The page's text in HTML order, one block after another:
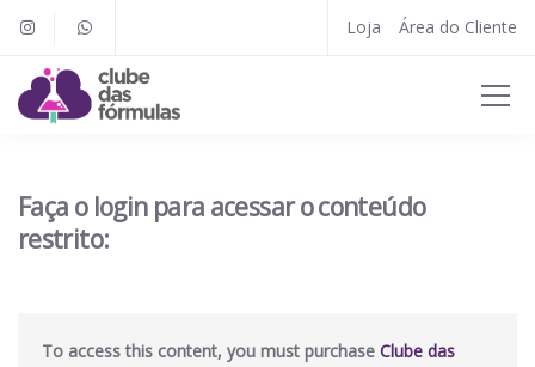
Loja Área do Cliente
Faça o login para acessar o conteúdo
restrito:
To access this content, you must purchase Clube das